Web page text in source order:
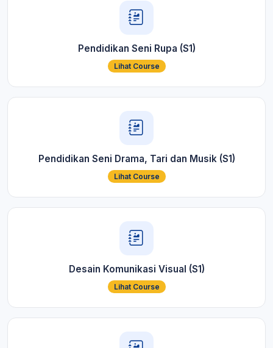
Pendidikan Seni Rupa (S1)
Lihat Course
Pendidikan Seni Drama, Tari dan Musik (S1)
Lihat Course
Desain Komunikasi Visual (S1)
Lihat Course